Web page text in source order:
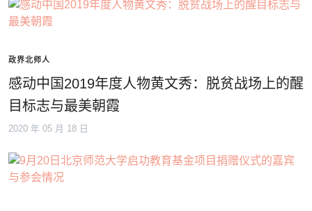
政界北师人
感动中国2019年度人物黄文秀：脱贫战场上的醒
目标志与最美朝霞
2020 年 05 月 18 日